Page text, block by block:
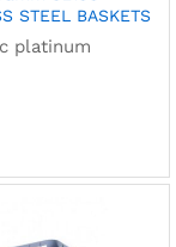
STEEL BASKETS
platinum